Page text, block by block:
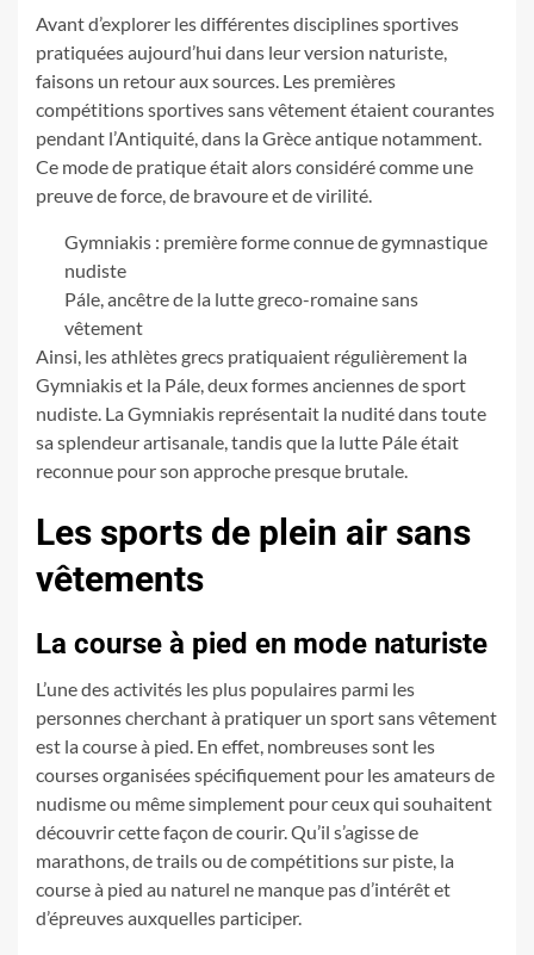
Avant d’explorer les différentes disciplines sportives
pratiquées aujourd’hui dans leur version naturiste,
faisons un retour aux sources. Les premières
compétitions sportives sans vêtement étaient courantes
pendant l’Antiquité, dans la Grèce antique notamment.
Ce mode de pratique était alors considéré comme une
preuve de force, de bravoure et de virilité.
Gymniakis : première forme connue de gymnastique
nudiste
Pále, ancêtre de la lutte greco-romaine sans
vêtement
Ainsi, les athlètes grecs pratiquaient régulièrement la
Gymniakis et la Pále, deux formes anciennes de sport
nudiste. La Gymniakis représentait la nudité dans toute
sa splendeur artisanale, tandis que la lutte Pále était
reconnue pour son approche presque brutale.
Les sports de plein air sans
vêtements
La course à pied en mode naturiste
L’une des activités les plus populaires parmi les
personnes cherchant à pratiquer un sport sans vêtement
est la course à pied. En effet, nombreuses sont les
courses organisées spécifiquement pour les amateurs de
nudisme ou même simplement pour ceux qui souhaitent
découvrir cette façon de courir. Qu’il s’agisse de
marathons, de trails ou de compétitions sur piste, la
course à pied au naturel ne manque pas d’intérêt et
d’épreuves auxquelles participer.